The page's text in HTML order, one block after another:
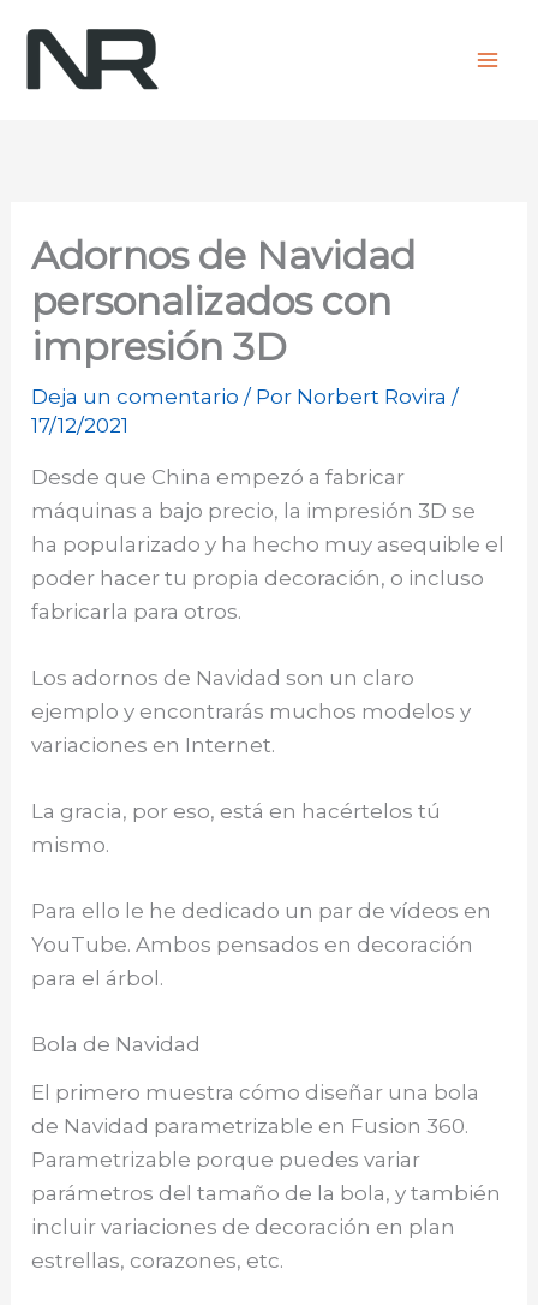
contenido
Adornos de Navidad
personalizados con
impresión 3D
Deja un comentario / Por Norbert Rovira/
17/12/2021
Desde que China empezó a fabricar
máquinas a bajo precio, la impresión 3D se
ha popularizado y ha hecho muy asequible el
poder hacer tu propia decoración, o incluso
fabricarla para otros.
Los adornos de Navidad son un claro
ejemplo y encontrarás muchos modelos y
variaciones en Internet.
La gracia, por eso, está en hacértelos tú
mismo.
Para ello le he dedicado un par de vídeos en
YouTube. Ambos pensados en decoración
para el árbol.
Bola de Navidad
El primero muestra cómo diseñar una bola
de Navidad parametrizable en Fusion 360.
Parametrizable porque puedes variar
parámetros del tamaño de la bola, y también
incluir variaciones de decoración en plan
estrellas, corazones, etc.